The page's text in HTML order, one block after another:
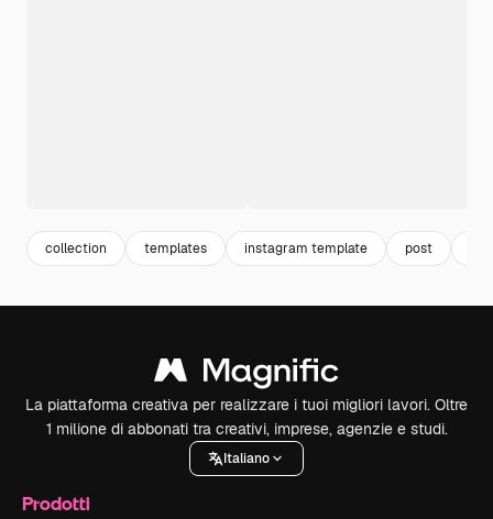
collection templates instagram template post
La piattaforma creativa per realizzare i tuoi migliori lavori. Oltre
1 milione di abbonati tra creativi, imprese, agenzie e studi.
Italiano
Prodotti